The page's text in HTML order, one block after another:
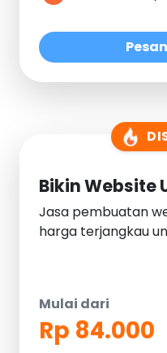
Bikin Website
Jasa pembuatan
harga terjangkau
Mulai dari
Rp 84.000